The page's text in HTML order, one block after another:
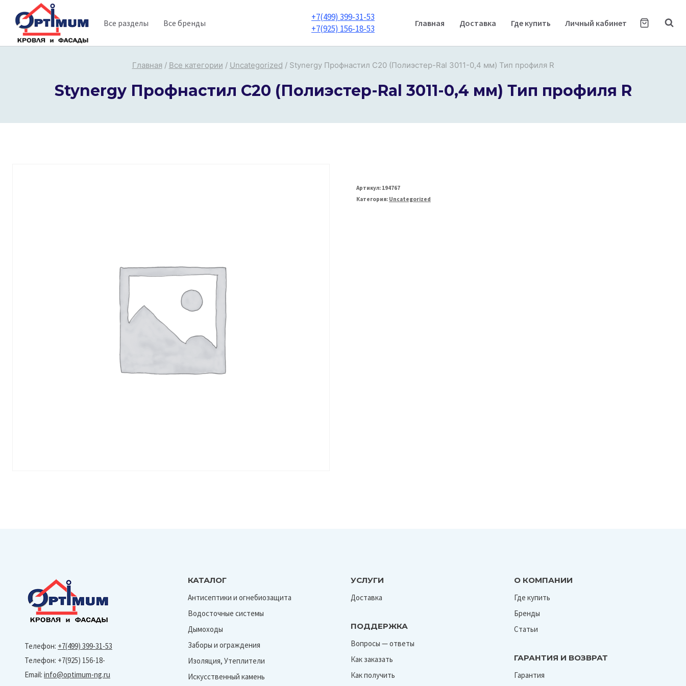
содержимому
Все разделы Все бренды
+7(499) 399-31-53
+7(925) 156-18-53
Главная Доставка Где купить Личный кабинет
Главная / Все категории / Uncategorized / Stynergy Профнастил С20 (Полиэстер-Ral 3011-0,4 мм) Тип профиля R
Stynergy Профнастил С20 (Полиэстер-Ral 3011-0,4 мм) Тип профиля R
Артикул: 194767
Категория: Uncategorized
Телефон: +7(499) 399-31-53
Телефон: +7(925) 156-18-
Email: info@optimum-ng.ru
КАТАЛОГ
Антисептики и огнебиозащита
Водосточные системы
Дымоходы
Заборы и ограждения
Изоляция, Утеплители
Искусственный камень
УСЛУГИ
Доставка
ПОДДЕРЖКА
Вопросы — ответы
Как заказать
Как получить
О КОМПАНИИ
Где купить
Бренды
Статьи
ГАРАНТИЯ И ВОЗВРАТ
Гарантия